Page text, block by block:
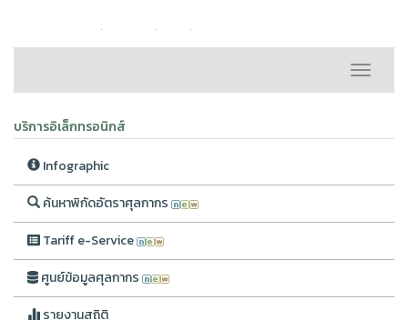
Toggle
บริการอิเล็กทรอนิกส์
Infographic
ค้นหาพิกัดอัตราศุลกากร
Tariff e-Service
ศูนย์ข้อมูลศุลกากร
รายงานสถิติ